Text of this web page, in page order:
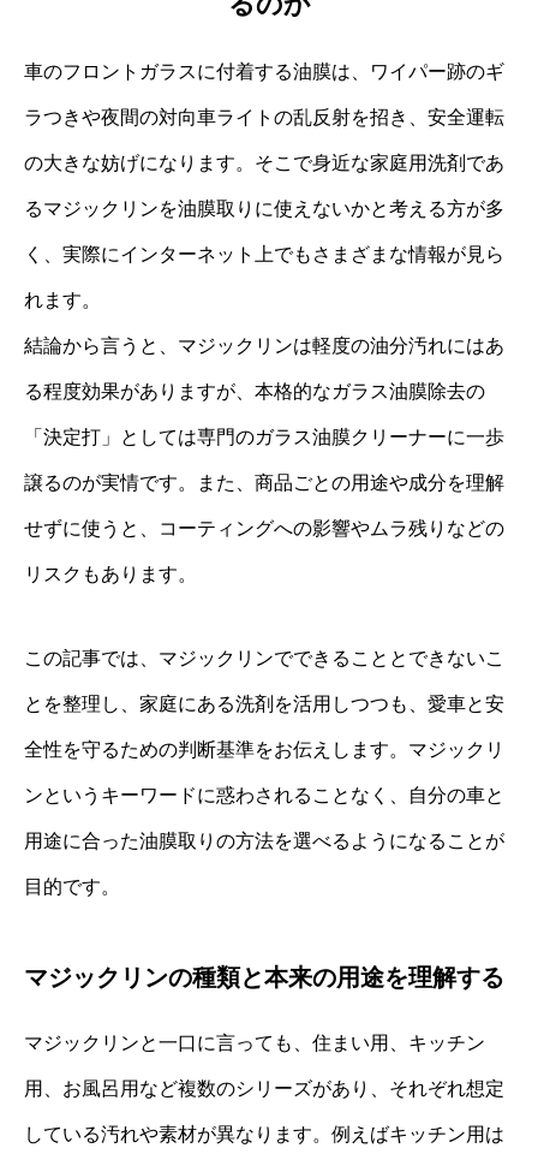
車のフロントガラスに付着する油膜は、ワイパー跡のギ
ラつきや夜間の対向車ライトの乱反射を招き、安全運転
の大きな妨げになります。そこで身近な家庭用洗剤であ
るマジックリンを油膜取りに使えないかと考える方が多
く、実際にインターネット上でもさまざまな情報が見ら
れます。
結論から言うと、マジックリンは軽度の油分汚れにはあ
る程度効果がありますが、本格的なガラス油膜除去の
「決定打」としては専門のガラス油膜クリーナーに一歩
譲るのが実情です。また、商品ごとの用途や成分を理解
せずに使うと、コーティングへの影響やムラ残りなどの
リスクもあります。
この記事では、マジックリンでできることとできないこ
とを整理し、家庭にある洗剤を活用しつつも、愛車と安
全性を守るための判断基準をお伝えします。マジックリ
ンというキーワードに惑わされることなく、自分の車と
用途に合った油膜取りの方法を選べるようになることが
目的です。
マジックリンの種類と本来の用途を理解する
マジックリンと一口に言っても、住まい用、キッチン
用、お風呂用など複数のシリーズがあり、それぞれ想定
している汚れや素材が異なります。例えばキッチン用は